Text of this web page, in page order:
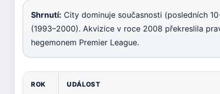
Shrnutí: City dominuje současnosti (posledních
(1993–2000). Akvizice v roce 2008 překreslila
hegemonem Premier League.
ROK UDÁLOST